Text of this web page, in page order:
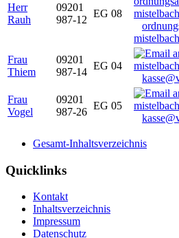
Herr
Rauh
09201
987-12
EG 08
Frau
Thiem
09201
987-14
EG 04
Frau
Vogel
09201
987-26
EG 05
Gesamt-Inhaltsverzeichnis
Quicklinks
Kontakt
Inhaltsverzeichnis
Impressum
Datenschutz